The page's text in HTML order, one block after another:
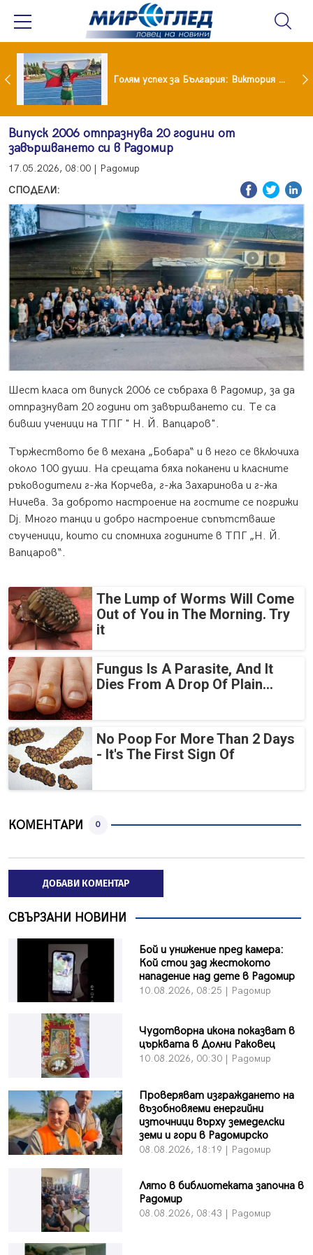
Когато всичко те дразни: тези трикове променят настроението за минути Голям успех за България: Виктория Ангелова грабна световна титла в тройния скок
Випуск 2006 отпразнува 20 години от
завършването си в Радомир
17.05.2026, 08:00 | Радомир
СПОДЕЛИ:
Шест класа от випуск 2006 се събраха в Радомир, за да
отпразнуват 20 години от завършването си. Те са
бивши ученици на ТПГ " Н. Й. Вапцаров".
Тържеството бе в механа „Бобара“ и в него се включиха
около 100 души. На срещата бяха поканени и класните
ръководители г-жа Корчева, г-жа Захаринова и г-жа
Ничева. За доброто настроение на гостите се погрижи
Dj. Много танци и добро настроение съпътстваше
съученици, които си спомниха годините в ТПГ „Н. Й.
Вапцаров“.
The Lump of Worms Will Come
Out of You in The Morning. Try
it
Fungus Is A Parasite, And It
Dies From A Drop Of Plain...
No Poop For More Than 2 Days
- It's The First Sign Of
КОМЕНТАРИ 0
ДОБАВИ КОМЕНТАР
СВЪРЗАНИ НОВИНИ
Бой и унижение пред камера:
Кой стои зад жестокото
нападение над дете в Радомир
10.08.2026, 08:25 | Радомир
Чудотворна икона показват в
църквата в Долни Раковец
10.08.2026, 00:30 | Радомир
Проверяват изграждането на
възобновяеми енергийни
източници върху земеделски
земи и гори в Радомирско
08.08.2026, 18:19 | Радомир
Лято в библиотеката започна в
Радомир
08.08.2026, 08:43 | Радомир